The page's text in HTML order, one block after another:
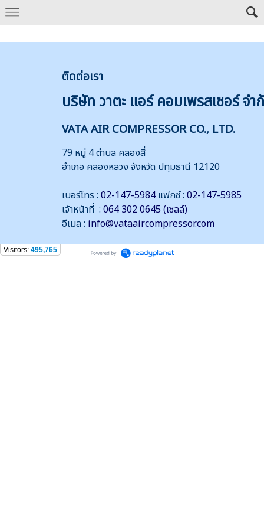
ติดต่อเรา
บริษัท วาตะ แอร์ คอมเพรสเซอร์ จำ
VATA AIR COMPRESSOR CO., LTD.
79 หมู่ 4 ตำบล คลองสี่
อำเภอ คลองหลวง จังหวัด ปทุมธานี 12120
เบอร์โทร : 02-147-5984 แฟกซ์ : 02-147-5985
เจ้าหน้าที่ : 064 302 0645 (เซลล์)
อีเมล : info@vataaircompressor.com
Visitors: 495,765